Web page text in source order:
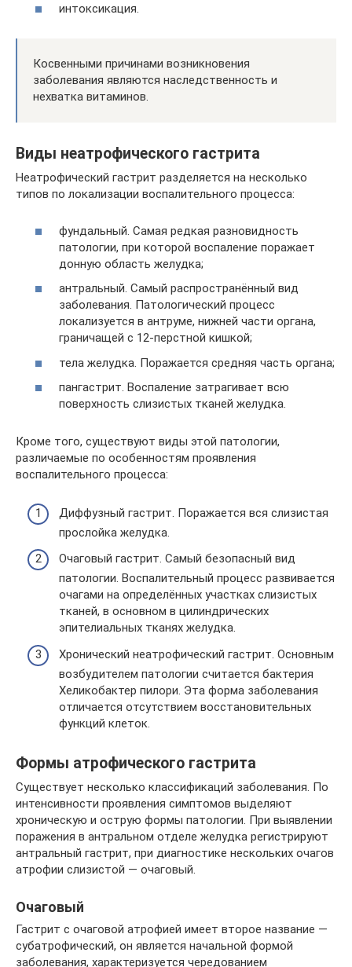
интоксикация.
Косвенными причинами возникновения
заболевания являются наследственность и
нехватка витаминов.
Виды неатрофического гастрита
Неатрофический гастрит разделяется на несколько
типов по локализации воспалительного процесса:
фундальный. Самая редкая разновидность
патологии, при которой воспаление поражает
донную область желудка;
антральный. Самый распространённый вид
заболевания. Патологический процесс
локализуется в антруме, нижней части органа,
граничащей с 12-перстной кишкой;
тела желудка. Поражается средняя часть органа;
пангастрит. Воспаление затрагивает всю
поверхность слизистых тканей желудка.
Кроме того, существуют виды этой патологии,
различаемые по особенностям проявления
воспалительного процесса:
Диффузный гастрит. Поражается вся слизистая
прослойка желудка.
Очаговый гастрит. Самый безопасный вид
патологии. Воспалительный процесс развивается
очагами на определённых участках слизистых
тканей, в основном в цилиндрических
эпителиальных тканях желудка.
Хронический неатрофический гастрит. Основным
возбудителем патологии считается бактерия
Хеликобактер пилори. Эта форма заболевания
отличается отсутствием восстановительных
функций клеток.
Формы атрофического гастрита
Существует несколько классификаций заболевания. По
интенсивности проявления симптомов выделяют
хроническую и острую формы патологии. При выявлении
поражения в антральном отделе желудка регистрируют
антральный гастрит, при диагностике нескольких очагов
атрофии слизистой — очаговый.
Очаговый
Гастрит с очаговой атрофией имеет второе название —
субатрофический, он является начальной формой
заболевания, характеризуется чередованием